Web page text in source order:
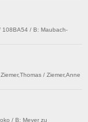
108BA54 / B: Maubach-
/ Ziemer,Anne
/ B: Meyer zu